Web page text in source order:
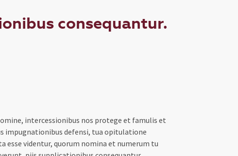
consequantur.
intercessionibus nos protege et famulis et
impugnationibus defensi, tua opitulatione
videntur, quorum nomina et numerum tu